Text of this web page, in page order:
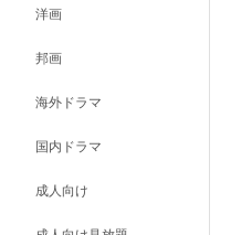
洋画
邦画
海外ドラマ
国内ドラマ
成人向け